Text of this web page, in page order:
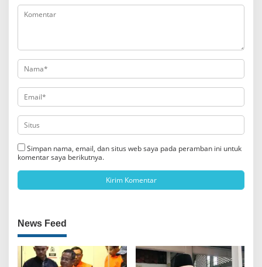
Simpan nama, email, dan situs web saya pada peramban ini untuk
komentar saya berikutnya.
News Feed